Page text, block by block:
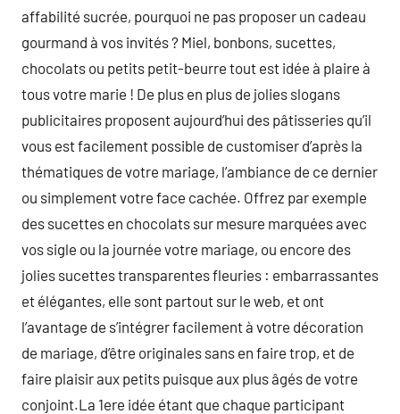
affabilité sucrée, pourquoi ne pas proposer un cadeau
gourmand à vos invités ? Miel, bonbons, sucettes,
chocolats ou petits petit-beurre tout est idée à plaire à
tous votre marie ! De plus en plus de jolies slogans
publicitaires proposent aujourd’hui des pâtisseries qu’il
vous est facilement possible de customiser d’après la
thématiques de votre mariage, l’ambiance de ce dernier
ou simplement votre face cachée. Offrez par exemple
des sucettes en chocolats sur mesure marquées avec
vos sigle ou la journée votre mariage, ou encore des
jolies sucettes transparentes fleuries : embarrassantes
et élégantes, elle sont partout sur le web, et ont
l’avantage de s’intégrer facilement à votre décoration
de mariage, d’être originales sans en faire trop, et de
faire plaisir aux petits puisque aux plus âgés de votre
conjoint.La 1ere idée étant que chaque participant